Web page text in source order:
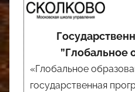
”Глобальное
«Глобальное
государственная